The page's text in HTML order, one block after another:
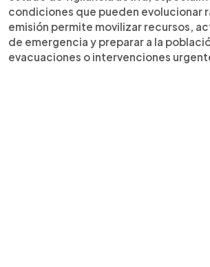
condiciones que pueden evolucionar
emisión permite movilizar recursos,
de emergencia y preparar a la
evacuaciones o intervenciones